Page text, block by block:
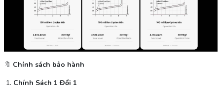
🔖 Chính sách bảo hành
1. Chính Sách 1 Đổi 1